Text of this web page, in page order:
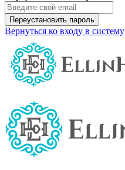
Переустановить пароль
Вернуться ко входу в систему